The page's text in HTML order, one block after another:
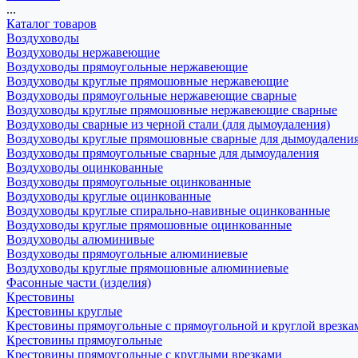
...
Каталог товаров
Воздуховоды
Воздуховоды нержавеющие
Воздуховоды прямоугольные нержавеющие
Воздуховоды круглые прямошовные нержавеющие
Воздуховоды прямоугольные нержавеющие сварные
Воздуховоды круглые прямошовные нержавеющие сварные
Воздуховоды сварные из черной стали (для дымоудаления)
Воздуховоды круглые прямошовные сварные для
Воздуховоды прямоугольные сварные для дымоудаления
Воздуховоды оцинкованные
Воздуховоды прямоугольные оцинкованные
Воздуховоды круглые оцинкованные
Воздуховоды круглые спирально-навивные оцинкованные
Воздуховоды круглые прямошовные оцинкованные
Воздуховоды алюминивые
Воздуховоды прямоугольные алюминиевые
Воздуховоды круглые прямошовные алюминиевые
Фасонные части (изделия)
Крестовины
Крестовины круглые
Крестовины прямоугольные с прямоугольной и круглой
Крестовины прямоугольные
Крестовины прямоугольные с круглыми врезками